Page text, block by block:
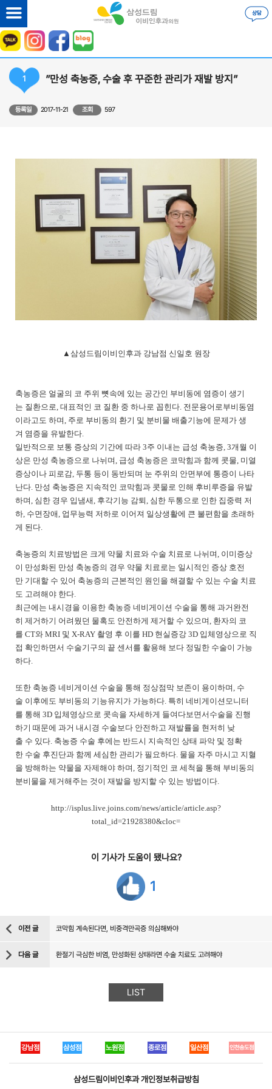
1 ”만성 축농증, 수술 후 꾸준한 관리가 재발 방지”
등록일 2017-11-21 조회 597
▲삼성드림이비인후과 강남점 신일호 원장
축농증은 얼굴의 코 주위 뼛속에 있는 공간인 부비동에 염증이 생기
는 질환으로 대표적인 코 질환 중 하나로 꼽힌다 전문용어로 부비동염
이라고도 하며 주로 부비동의 환기 및 분비물 배출기능에 문제가 생
겨 염증을 유발한다
일반적으로 보통 증상의 기간에 따라 3주 이내는 급성 축농증 , 3개월 이
상은 만성 축농증으로 나뉘며 급성 축농증은 코막힘과 함께 콧물 미열
증상이나 피로감 두통 등이 동반되며 눈 주위의 안면부에 통증이 나타
난다 만성 축농증은 지속적인 코막힘과 콧물로 인해 후비루증을 유발
하며 심한 경우 입냄새 후각기능 감퇴 심한 두통으로 인한 집중력 저
하 수면장애 업무능력 저하로 이어져 일상생활에 큰 불편함을 초래하
게 된다
축농증의 치료방법은 크게 약물 치료와 수술 치료로 나뉘며 이미 증상
이 만성화된 만성 축농증의 경우 약물 치료로는 일시적인 증상 호전
만 기대할 수 있어 축농증의 근본적인 원인을 해결할 수 있는 수술 치료
도 고려해야 한다
최근에는 내시경을 이용한 축농증 네비게이션 수술을 통해 과거 완전
히 제거하기 어려웠던 물혹도 안전하게 제거할 수 있으며 환자의 코
를 CT와 MRI 및 X-RAY 촬영 후 이를 HD 현실증강 3D 입체영상으로 직
접 확인하면서 수술기구의 끝 센서를 활용해 보다 정밀한 수술이 가능
하다
또한 축농증 네비게이션 수술을 통해 정상점막 보존이 용이하며 수
술 이후에도 부비동의 기능유지가 가능하다 특히 네비게이션 모니터
를 통해 3D 입체영상으로 콧속을 자세하게 들여다보면서 수술을 진행
하기 때문에 과거 내시경 수술보다 안전하고 재발률을 현저히 낮
출 수 있다 축농증 수술 후에는 반드시 지속적인 상태 파악 및 정확
한 수술 후진단과 함께 세심한 관리가 필요하다 물을 자주 마시고 지혈
을 방해하는 약물을 자제해야 하며 정기적인 코 세척을 통해 부비동의
분비물을 제거해주는 것이 재발을 방지할 수 있는 방법이다
http://isplus.live.joins.com/news/article/article.asp?
total_id=21928380&cloc=
이 기사가 도움이 됐나요?
1
이전 글 코막힘 계속된다면, 비중격만곡증 의심해봐야
다음 글 환절기 극심한 비염, 만성화된 상태라면 수술 치료도 고려해야
LIST
강남점 삼성점 노원점 종로점 일산점 인천송도점
삼성드림이비인후과 개인정보취급방침